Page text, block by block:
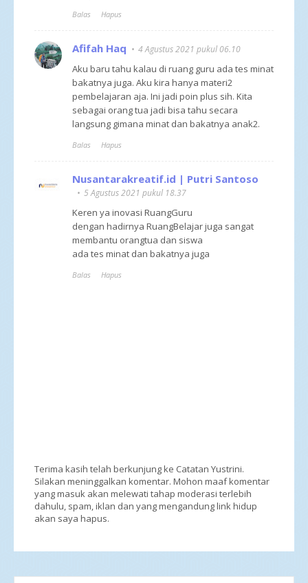
Balas Hapus
Afifah Haq 4 Agustus 2021 pukul 06.10
Aku baru tahu kalau di ruang guru ada tes minat
bakatnya juga. Aku kira hanya materi2
pembelajaran aja. Ini jadi poin plus sih. Kita
sebagai orang tua jadi bisa tahu secara
langsung gimana minat dan bakatnya anak2.
Balas Hapus
Nusantarakreatif.id | Putri Santoso
5 Agustus 2021 pukul 18.37
Keren ya inovasi RuangGuru
dengan hadirnya RuangBelajar juga sangat
membantu orangtua dan siswa
ada tes minat dan bakatnya juga
Balas Hapus
Terima kasih telah berkunjung ke Catatan Yustrini.
Silakan meninggalkan komentar. Mohon maaf komentar
yang masuk akan melewati tahap moderasi terlebih
dahulu, spam, iklan dan yang mengandung link hidup
akan saya hapus.